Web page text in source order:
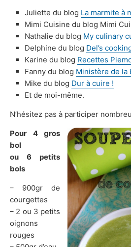
Juliette du blog La marmite à
Mimi Cuisine du blog Mimi
Nathalie du blog My culinary
Delphine du blog Del’s
Karine du blog Recettes
Fanny du blog Ministère de la
Mike du blog Dur à cuire !
Et de moi-même.
N’hésitez pas à participer
Pour 4 gros
bol
ou 6 petits
bols
– 900gr de
courgettes
– 2 ou 3 petits
oignons
rouges